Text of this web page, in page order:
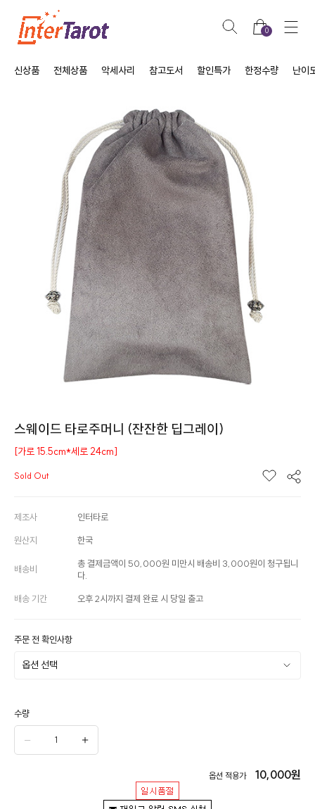
0
신상품 전체상품 악세사리 참고도서 할인특가 한정수량 난이
스웨이드 타로주머니 (잔잔한 딥그레이)
[가로 15.5cm*세로 24cm]
Sold Out
제조사 인터타로
원산지 한국
배송비
총 결제금액이 50,000원 미만시 배송비 3,000원이 청구됩니
다.
배송 기간 오후 2시까지 결제 완료 시 당일 출고
주문 전 확인사항
수량
옵션 적용가 10,000원